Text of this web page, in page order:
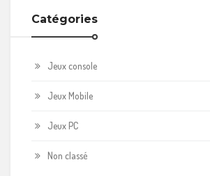
Catégories
Jeux console
Jeux Mobile
Jeux PC
Non classé